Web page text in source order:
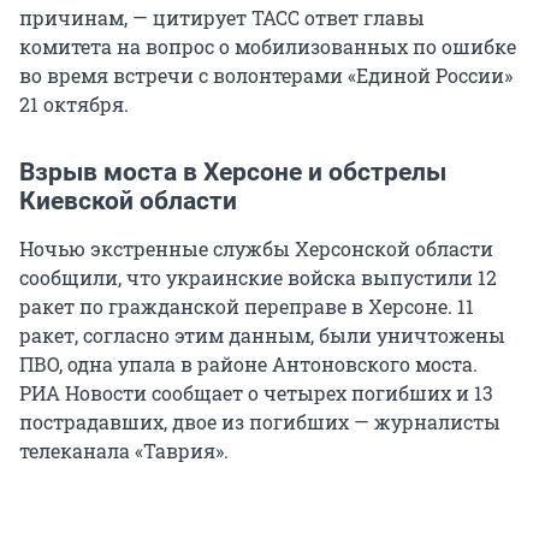
причинам, — цитирует ТАСС ответ главы
комитета на вопрос о мобилизованных по ошибке
во время встречи с волонтерами «Единой России»
21 октября.
Взрыв моста в Херсоне и обстрелы
Киевской области
Ночью экстренные службы Херсонской области
сообщили, что украинские войска выпустили 12
ракет по гражданской переправе в Херсоне. 11
ракет, согласно этим данным, были уничтожены
ПВО, одна упала в районе Антоновского моста.
РИА Новости сообщает о четырех погибших и 13
пострадавших, двое из погибших — журналисты
телеканала «Таврия».